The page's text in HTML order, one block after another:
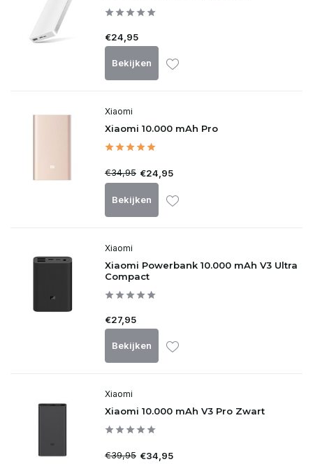
€24,95
Bekijken
Xiaomi
Xiaomi 10.000 mAh Pro
€34,95 €24,95
Bekijken
Xiaomi
Xiaomi Powerbank 10.000 mAh V3 Ultra
Compact
€27,95
Bekijken
Xiaomi
Xiaomi 10.000 mAh V3 Pro Zwart
€39,95 €34,95